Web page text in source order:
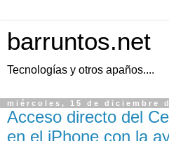
barruntos.net
Tecnologías y otros apaños....
miércoles, 15 de diciembre
Acceso directo del
en el iPhone con la